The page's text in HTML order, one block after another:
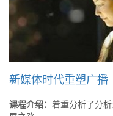
新媒体时代重塑广播
课程介绍： 着重分析了分